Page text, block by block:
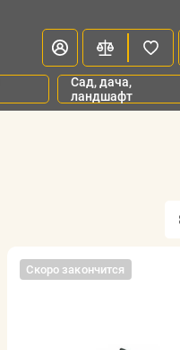
Сад, дача,
ландшафт
Скоро закончится